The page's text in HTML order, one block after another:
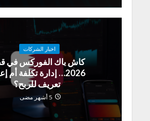
اخبار الشركات
كاش باك الفوركس في
2026… إدارة تكلفة أم
تعريف للربح؟
5 أشهر مضى